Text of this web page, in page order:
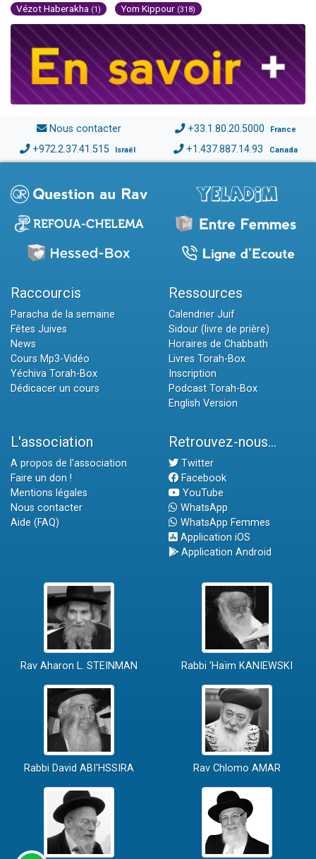
Vézot Haberakha (1) Yom Kippour (318)
Nous contacter +33.1.80.20.5000 France
+972.2.37.41.515 Israël +1.437.887.14.93 Canada
Raccourcis
Paracha de la semaine
Fêtes Juives
News
Cours Mp3-Vidéo
Yéchiva Torah-Box
Dédicacer un cours
Ressources
Calendrier Juif
Sidour (livre de prière)
Horaires de Chabbath
Livres Torah-Box
Inscription
Podcast Torah-Box
English Version
L'association
A propos de l'association
Faire un don !
Mentions légales
Nous contacter
Aide (FAQ)
Retrouvez-nous...
Twitter
Facebook
YouTube
WhatsApp
WhatsApp Femmes
Application iOS
Application Android
Rav Aharon L. STEINMAN Rabbi 'Haïm KANIEWSKI
Rabbi David ABI'HSSIRA Rav Chlomo AMAR